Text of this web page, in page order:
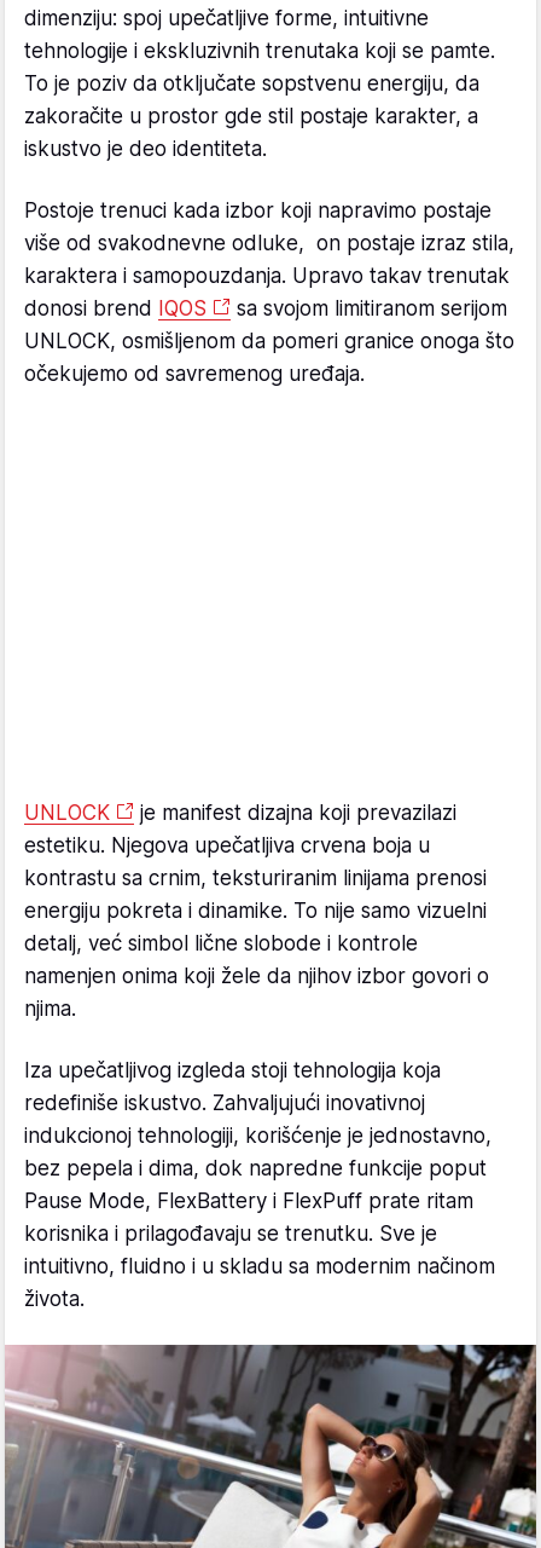
dimenziju: spoj upečatljive forme, intuitivne
tehnologije i ekskluzivnih trenutaka koji se pamte.
To je poziv da otključate sopstvenu energiju, da
zakoračite u prostor gde stil postaje karakter, a
iskustvo je deo identiteta.
Postoje trenuci kada izbor koji napravimo postaje
više od svakodnevne odluke, on postaje izraz stila,
karaktera i samopouzdanja. Upravo takav trenutak
donosi brend IQOS
sa svojom limitiranom serijom
UNLOCK, osmišljenom da pomeri granice onoga što
očekujemo od savremenog uređaja.
UNLOCK
je manifest dizajna koji prevazilazi
estetiku. Njegova upečatljiva crvena boja u
kontrastu sa crnim, teksturiranim linijama prenosi
energiju pokreta i dinamike. To nije samo vizuelni
detalj, već simbol lične slobode i kontrole
namenjen onima koji žele da njihov izbor govori o
njima.
Iza upečatljivog izgleda stoji tehnologija koja
redefiniše iskustvo. Zahvaljujući inovativnoj
indukcionoj tehnologiji, korišćenje je jednostavno,
bez pepela i dima, dok napredne funkcije poput
Pause Mode, FlexBattery i FlexPuff prate ritam
korisnika i prilagođavaju se trenutku. Sve je
intuitivno, fluidno i u skladu sa modernim načinom
života.